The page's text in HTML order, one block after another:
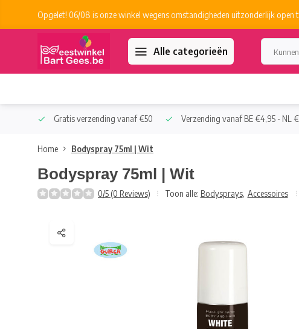
Opgelet! 06/08 is onze winkel wegens omstandigheden uitzonderlijk open
Alle categorieën
Gratis verzending vanaf €50 Verzending vanaf BE €4,95 - NL
Home Bodyspray 75ml | Wit
Bodyspray 75ml | Wit
0/5 (0 Reviews) Toon alle: Bodysprays, Accessoires